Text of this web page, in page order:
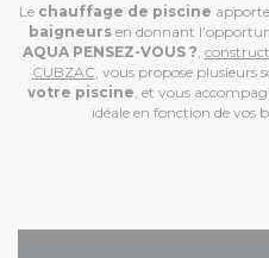
Le chauffage de piscine
baigneurs en donnant
AQUA PENSEZ-VOUS ?
CUBZAC , vous propose plusieurs
votre piscine , et vous
idéale en fonction de vos